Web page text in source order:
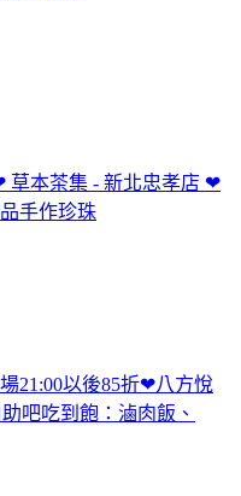
草本茶集 - 新北忠孝店 ❤
手作珍珠
21:00以後85折❤八方悅
吧吃到飽：滷肉飯、